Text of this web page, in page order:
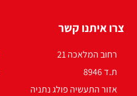
צרו איתנו קשר
רחוב המלאכה 21
ת.ד 8946
אזור התעשיה פולג נתניה